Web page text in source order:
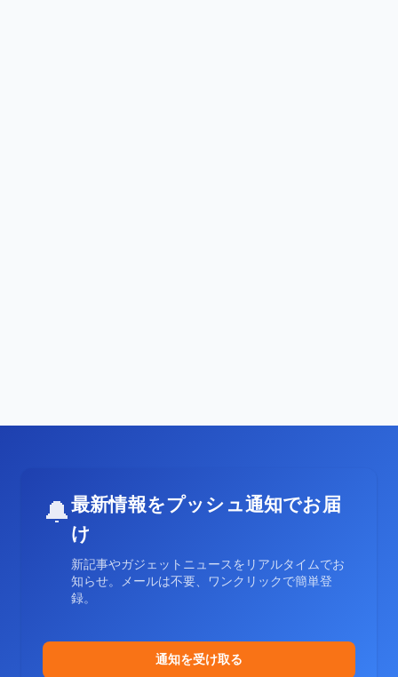
🔔最新情報をプッシュ通知でお届
け
新記事やガジェットニュースをリアルタイムでお
知らせ。メールは不要、ワンクリックで簡単登
録。
通知を受け取る